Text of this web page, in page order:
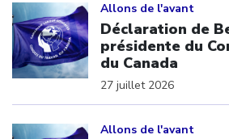
Allons de l'avant
Déclaration de
présidente du
du Canada
27 juillet 2026
Allons de l'avant